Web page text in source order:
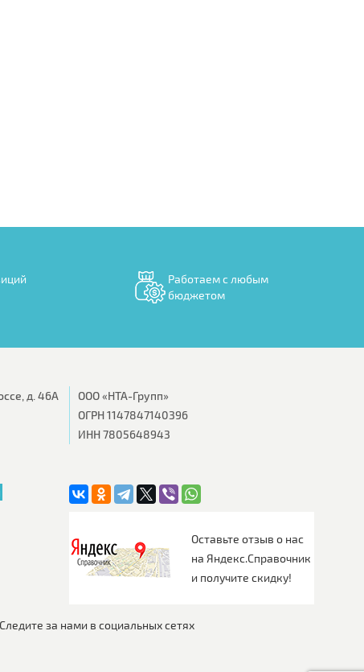
Работаем с любым
бюджетом
д. 46А
ООО «НТА-Групп»
ОГРН 1147847140396
ИНН 7805648943
Оставьте отзыв о нас
на Яндекс.Справочник
и получите скидку!
Следите за нами в социальных сетях